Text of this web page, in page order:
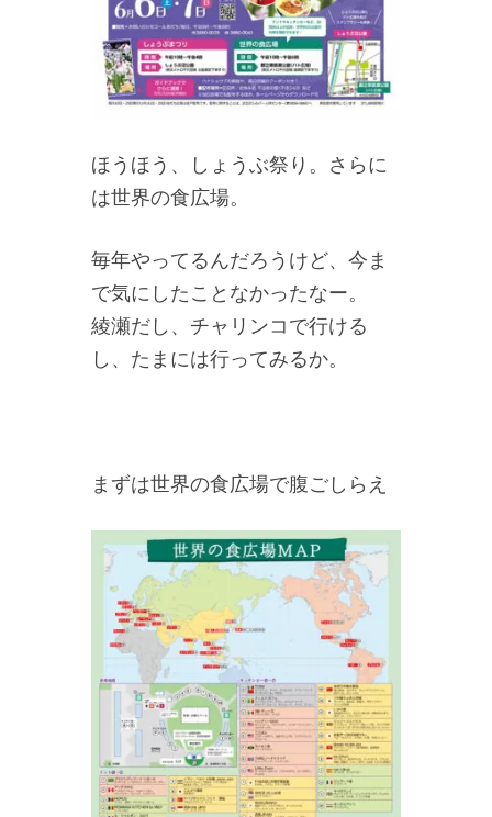
ほうほう、しょうぶ祭り。さらに
は世界の食広場。
毎年やってるんだろうけど、今ま
で気にしたことなかったなー。
綾瀬だし、チャリンコで行ける
し、たまには行ってみるか。
まずは世界の食広場で腹ごしらえ